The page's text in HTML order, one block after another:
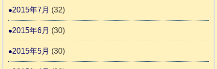
2015年7月 (32)
2015年6月 (30)
2015年5月 (30)